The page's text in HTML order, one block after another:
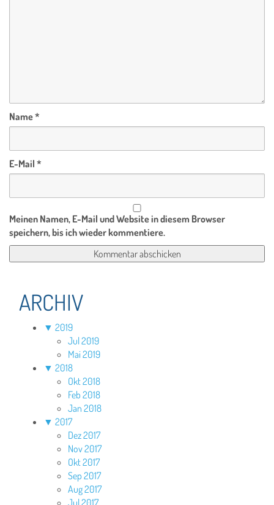
Name*
E-Mail *
Meinen Namen, E-Mail und Website in diesem Browser
speichern, bis ich wieder kommentiere.
ARCHIV
▼ 2019
Jul 2019
Mai 2019
▼ 2018
Okt 2018
Feb 2018
Jan 2018
▼ 2017
Dez 2017
Nov 2017
Okt 2017
Sep 2017
Aug 2017